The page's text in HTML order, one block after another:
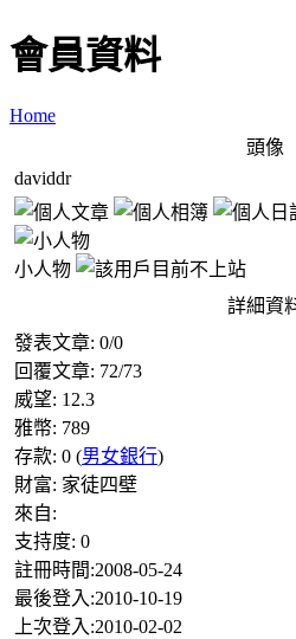
會員資料
Home
頭像
daviddr
小人物
詳細資
發表文章: 0/0
回覆文章: 72/73
威望: 12.3
雅幣: 789
存款: 0 (男女銀行)
財富: 家徒四壁
來自:
支持度: 0
註冊時間:2008-05-24
最後登入:2010-10-19
上次登入:2010-02-02